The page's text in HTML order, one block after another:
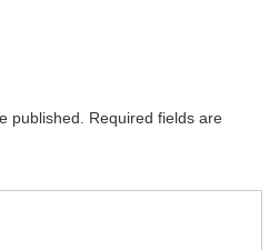
published.
Required fields are